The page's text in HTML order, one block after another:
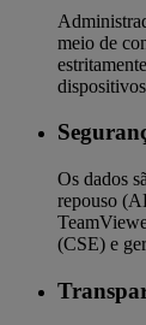
meio de
Os dados
repouso
(CSE) e